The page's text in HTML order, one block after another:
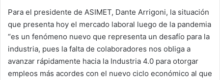
Para el presidente de ASIMET, Dante Arrigoni, la situación
que presenta hoy el mercado laboral luego de la pandemia
“es un fenómeno nuevo que representa un desafío para la
industria, pues la falta de colaboradores nos obliga a
avanzar rápidamente hacia la Industria 4.0 para otorgar
empleos más acordes con el nuevo ciclo económico al que